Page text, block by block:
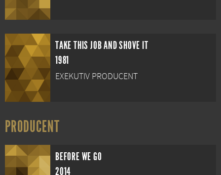
TAKE THIS JOB AND SHOVE IT
1981
EXEKUTIV PRODUCENT
PRODUCENT
BEFORE WE GO
2014